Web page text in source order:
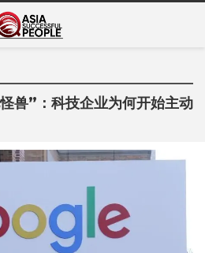
兽”：科技企业为何开始主动